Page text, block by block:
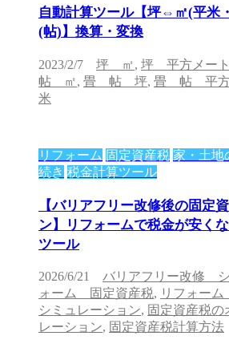
自動計算ツール【坪⇔㎡(平米
(帖)】換算・変換
2023/2/7 坪 ㎡, 坪 平方メー
帖 ㎡, 畳 帖 坪, 畳 帖 平方
米
リフォーム 固定資産税 家・土地
続き 税金計算ツール
【バリアフリー改修後の固定
ン】リフォームで税金が安く
ツール
2026/6/21 バリアフリー改修
ォーム 固定資産税, リフォー
シミュレーション, 固定資産税の
レーション, 固定資産税計算方法